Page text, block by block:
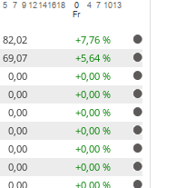
82,02
+7,76 %
69,07
+5,64 %
0,00
+0,00 %
0,00
+0,00 %
0,00
+0,00 %
0,00
+0,00 %
0,00
+0,00 %
0,00
+0,00 %
0,00
+0,00 %